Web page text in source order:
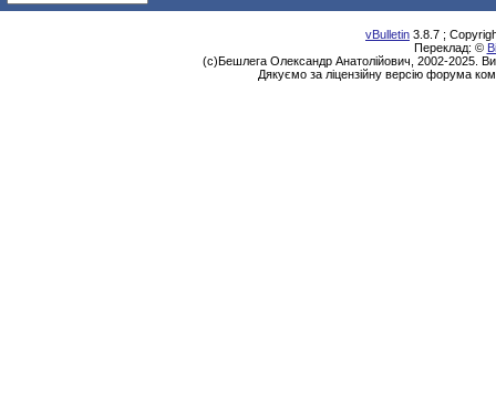
vBulletin 3.8.7 ;
Переклад: ©
(с)Бешлега Олександр Анатолійович, 2002-2025.
Дякуємо за ліцензійну версію форума